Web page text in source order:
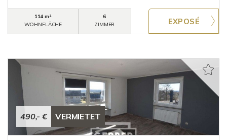
114 m²
WOHNFLÄCHE
6
ZIMMER
490,- € VERMIETET